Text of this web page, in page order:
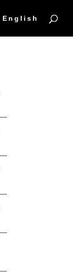
English